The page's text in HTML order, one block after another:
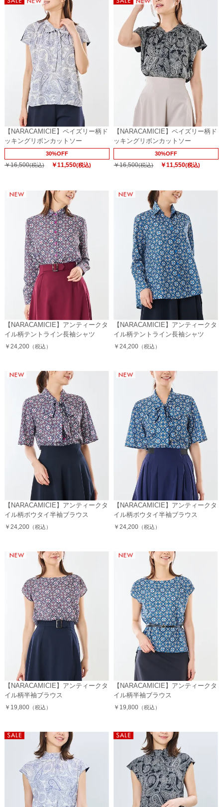
【NARACAMICIE】ペイズリー柄ド
ッキングリボンカットソー
30%OFF
￥16,500(税込) ￥11,550(税込)
【NARACAMICIE】ペイズリー柄ド
ッキングリボンカットソー
30%OFF
￥16,500(税込) ￥11,550(税込)
【NARACAMICIE】アンティークタ
イル柄テントライン長袖シャツ
￥24,200（税込）
【NARACAMICIE】アンティークタ
イル柄テントライン長袖シャツ
￥24,200 （税込）
【NARACAMICIE】アンティークタ
イル柄ボウタイ半袖ブラウス
￥24,200（税込）
【NARACAMICIE】アンティークタ
イル柄ボウタイ半袖ブラウス
￥24,200 （税込）
【NARACAMICIE】アンティークタ
イル柄半袖ブラウス
￥19,800（税込）
【NARACAMICIE】アンティークタ
イル柄半袖ブラウス
￥19,800 （税込）